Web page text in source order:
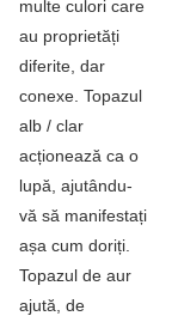
multe culori care
au proprietăți
diferite, dar
conexe. Topazul
alb / clar
acționează ca o
lupă, ajutându-
vă să manifestați
așa cum doriți.
Topazul de aur
ajută, de